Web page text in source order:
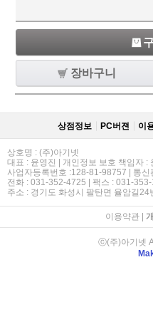
장바구니
상점정보 PC버젼 이
상호명 : (주)아기넷
대표 : 윤영진 | 개인정보 보호 책임자 :
사업자등록번호 :128-81-98757 | 통
전화 : 031-352-4725 | 팩스 : 031-353-
주소 : 경기도 화성시 팔탄면 율암길
이용약관|
ⓒ(주)아기넷